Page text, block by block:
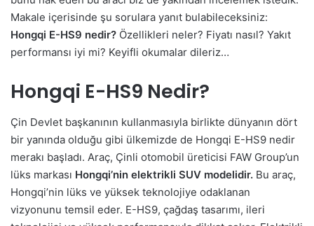
Makale içerisinde şu sorulara yanıt bulabileceksiniz:
Hongqi E-HS9 nedir? Özellikleri neler? Fiyatı nasıl? Yakıt
performansı iyi mi? Keyifli okumalar dileriz…
Hongqi E-HS9 Nedir?
Çin Devlet başkanının kullanmasıyla birlikte dünyanın dört
bir yanında olduğu gibi ülkemizde de Hongqi E-HS9 nedir
merakı başladı. Araç, Çinli otomobil üreticisi FAW Group’un
lüks markası Hongqi’nin elektrikli SUV modelidir. Bu araç,
Hongqi’nin lüks ve yüksek teknolojiye odaklanan
vizyonunu temsil eder. E-HS9, çağdaş tasarımı, ileri